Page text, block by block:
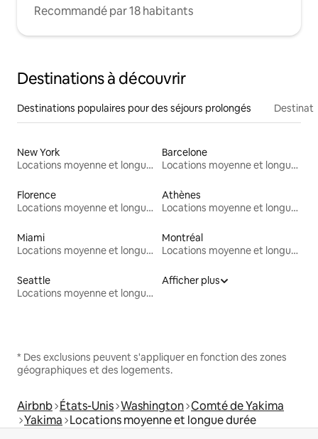
Recommandé par 18 habitants
Destinations à découvrir
Destinations populaires pour des séjours prolongés
New York
Locations moyenne et longue durée
Barcelone
Locations moyenne et longue durée
Florence
Locations moyenne et longue durée
Athènes
Locations moyenne et longue durée
Miami
Locations moyenne et longue durée
Montréal
Locations moyenne et longue durée
Seattle
Locations moyenne et longue durée
Afficher plus
* Des exclusions peuvent s'appliquer en fonction des zones
géographiques et des logements.
Airbnb États-Unis Washington Comté de Yakima
Yakima Locations moyenne et longue durée